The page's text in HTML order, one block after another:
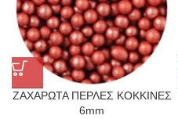
ΖΑΧΑΡΩΤΑ ΠΕΡΛΕΣ ΚΟΚΚΙΝΕΣ
6mm